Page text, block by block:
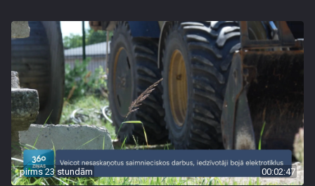
pirms 23 stundām 00:02:47